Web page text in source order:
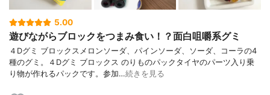
5.00
遊びながらブロックをつまみ食い！？面白咀嚼系グミ
４Dグミ ブロックスメロンソーダ、パインソーダ、ソーダ、コーラの4
種のグミ。４Dグミ ブロックス のりものパックタイヤのパーツ入り乗
り物が作れるパックです。参加…続きを見る